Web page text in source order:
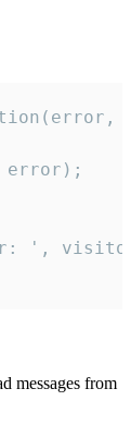
',
messages from